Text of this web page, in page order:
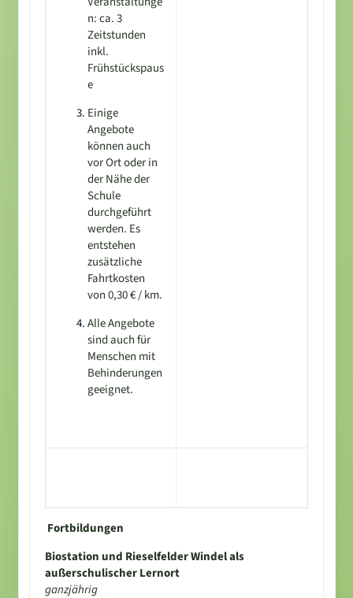
n: ca. 3
Zeitstunden
inkl.
Frühstückspaus
e
Einige
Angebote
können auch
vor Ort oder in
der Nähe der
Schule
durchgeführt
werden. Es
entstehen
zusätzliche
Fahrtkosten
von 0,30 € / km.
Alle Angebote
sind auch für
Menschen mit
Behinderungen
geeignet.
Fortbildungen
Biostation und Rieselfelder Windel als
außerschulischer Lernort
ganzjährig